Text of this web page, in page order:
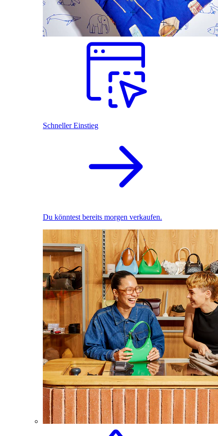
Schneller Einstieg
Du könntest bereits morgen verkaufen.